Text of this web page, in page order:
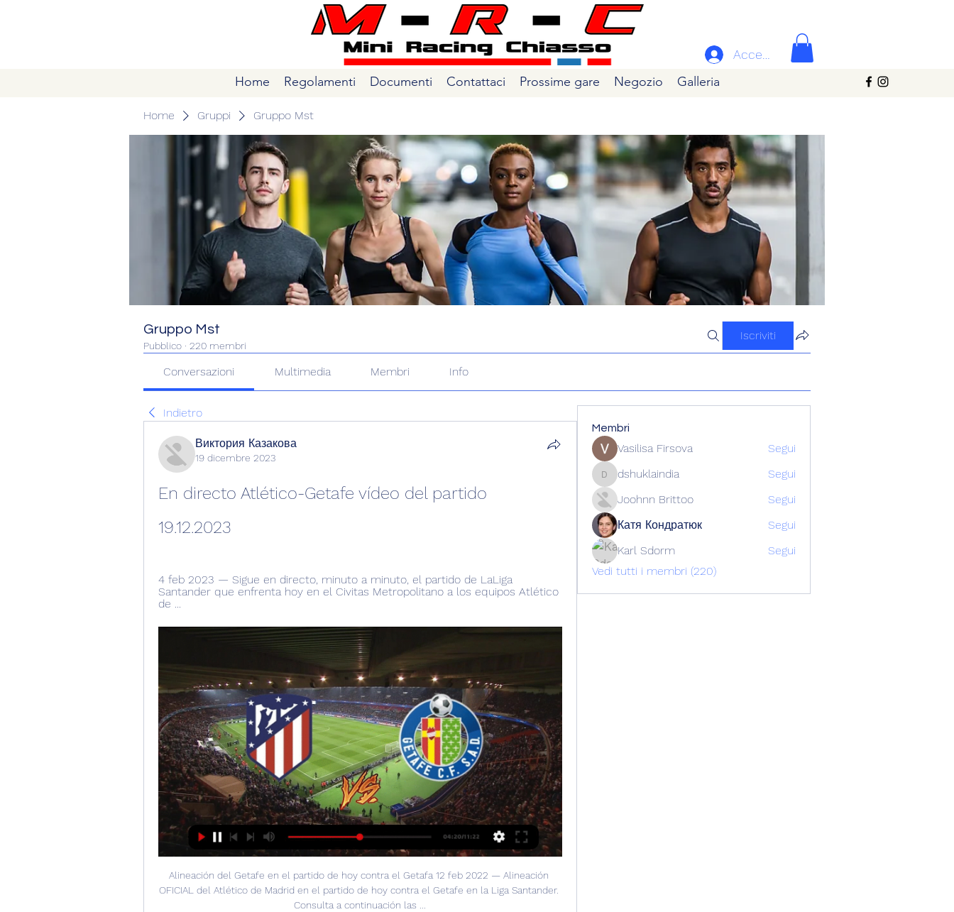
Accedi
Home Regolamenti Documenti Contattaci Prossime gare Negozio Galleria
Home Gruppi Gruppo Mst
Gruppo Mst
Pubblico · 220 membri
Iscriviti
Conversazioni Multimedia Membri Info
Indietro
Виктория Казакова
19 dicembre 2023
En directo Atlético-Getafe vídeo del partido
19.12.2023
4 feb 2023 — Sigue en directo, minuto a minuto, el partido de LaLiga
Santander que enfrenta hoy en el Civitas Metropolitano a los equipos Atlético
de ...
Alineación del Getafe en el partido de hoy contra el Getafa 12 feb 2022 — Alineación
OFICIAL del Atlético de Madrid en el partido de hoy contra el Getafe en la Liga Santander.
Consulta a continuación las ...
Membri
Vasilisa Firsova Segui
dshuklaindia
dshuklaindia
Segui
Joohnn Brittoo
Segui
Катя Кондратюк
Segui
Karl Sdorm
Segui
Vedi tutti i membri (220)